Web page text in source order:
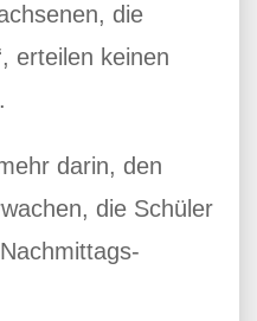
die
erteilen keinen
darin, den
die Schüler